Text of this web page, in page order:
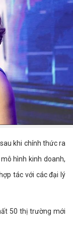
khi chính thức ra
hình kinh doanh,
tác với các đại lý
50 thị trường mới